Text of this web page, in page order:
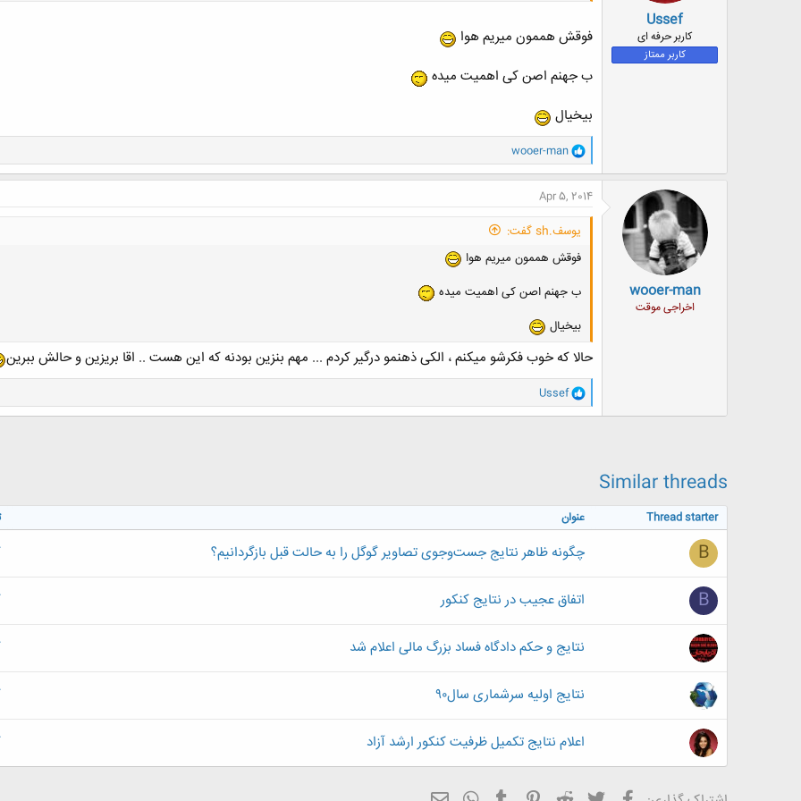
Ussef
کاربر حرفه ای
کاربر ممتاز
فوقش هممون میریم هوا
ب جهنم اصن کی اهمیت میده
بیخیال
و
ا
ک
ش
ا
wooer-man
wooer-man
اخراجی موقت
Apr 5, 2014
یوسف.sh گفت:
فوقش هممون میریم هوا
ب جهنم اصن کی اهمیت میده
بیخیال
حالا که خوب فکرشو میکنم ، الکی ذهنمو درگیر کردم ... مهم بنزین بودنه که این هست .. اقا بریزین و حالش ببرین
و
ا
ک
Ussef
Similar threads
Thread starter عنوان
B چگونه ظاهر نتایج جست‌وجوی تصاویر گوگل را به حالت قبل بازگردانیم؟
B اتفاق عجیب در نتایج کنکور
نتایج و حکم دادگاه فساد بزرگ مالی اعلام شد
نتایج اولیه سرشماری سال۹۰
اعلام نتایج تکمیل ظرفیت کنکور ارشد آزاد